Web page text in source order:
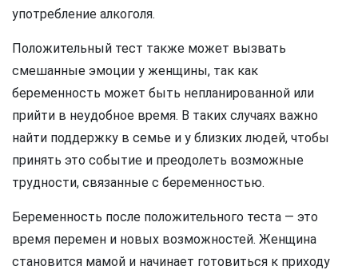
употребление алкоголя.
Положительный тест также может вызвать
смешанные эмоции у женщины, так как
беременность может быть непланированной или
прийти в неудобное время. В таких случаях важно
найти поддержку в семье и у близких людей, чтобы
принять это событие и преодолеть возможные
трудности, связанные с беременностью.
Беременность после положительного теста — это
время перемен и новых возможностей. Женщина
становится мамой и начинает готовиться к приходу